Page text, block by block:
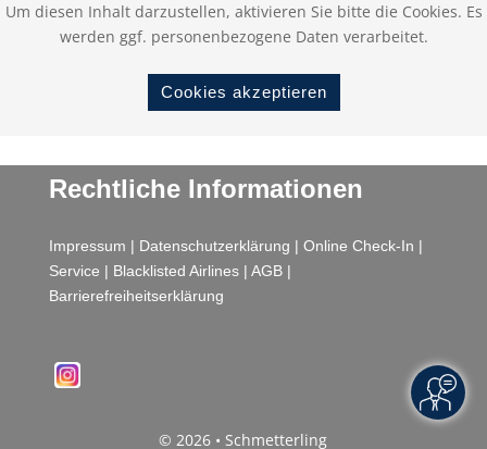
Um diesen Inhalt darzustellen, aktivieren Sie bitte die Cookies. Es
werden ggf. personenbezogene Daten verarbeitet.
Cookies akzeptieren
Rechtliche Informationen
Impressum | Datenschutzerklärung | Online Check-In |
Service | Blacklisted Airlines| AGB|
Barrierefreiheitserklärung
© 2026 • Schmetterling